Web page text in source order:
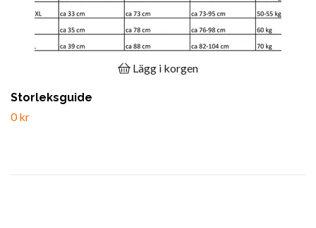
Lägg i korgen
Storleksguide
0 kr